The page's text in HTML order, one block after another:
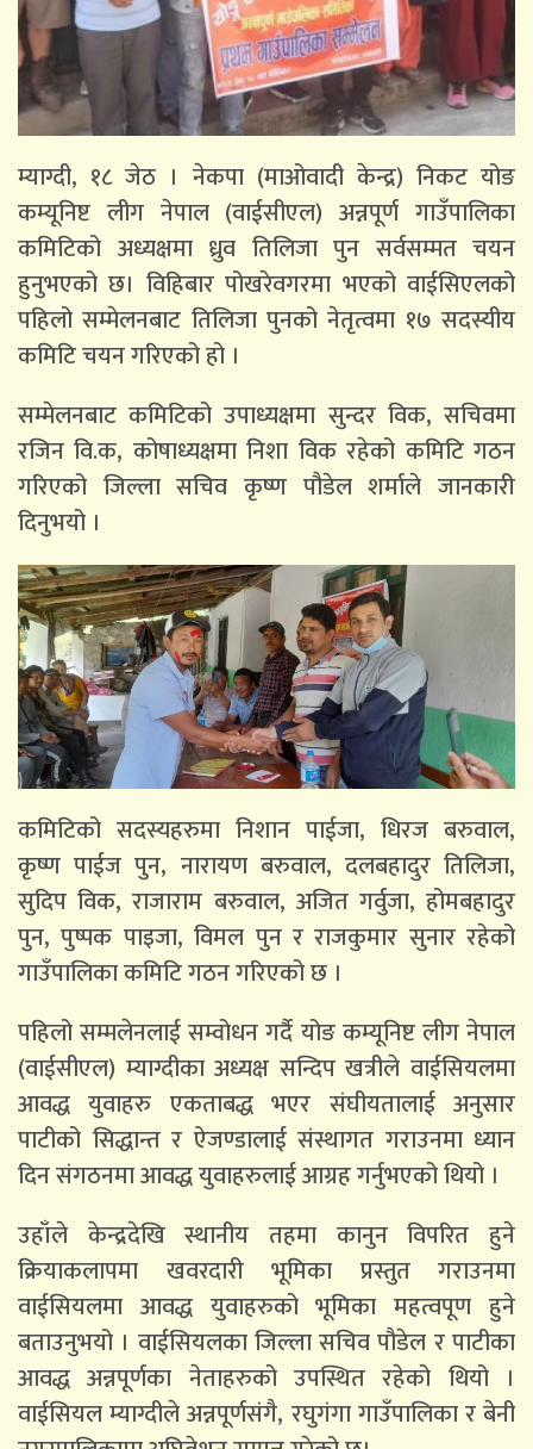
म्याग्दी, १८ जेठ । नेकपा (माओवादी केन्द्र) निकट योङ
कम्यूनिष्ट लीग नेपाल (वाईसीएल) अन्नपूर्ण गाउँपालिका
कमिटिको अध्यक्षमा ध्रुव तिलिजा पुन सर्वसम्मत चयन
हुनुभएको छ। विहिबार पोखरेवगरमा भएको वाईसिएलको
पहिलो सम्मेलनबाट तिलिजा पुनको नेतृत्वमा १७ सदस्यीय
कमिटि चयन गरिएको हो ।
सम्मेलनबाट कमिटिको उपाध्यक्षमा सुन्दर विक, सचिवमा
रजिन वि.क, कोषाध्यक्षमा निशा विक रहेको कमिटि गठन
गरिएको जिल्ला सचिव कृष्ण पौडेल शर्माले जानकारी
दिनुभयो ।
कमिटिको सदस्यहरुमा निशान पाईजा, धिरज बरुवाल,
कृष्ण पाईज पुन, नारायण बरुवाल, दलबहादुर तिलिजा,
सुदिप विक, राजाराम बरुवाल, अजित गर्वुजा, होमबहादुर
पुन, पुष्पक पाइजा, विमल पुन र राजकुमार सुनार रहेको
गाउँपालिका कमिटि गठन गरिएको छ ।
पहिलो सम्मलेनलाई सम्वोधन गर्दै योङ कम्यूनिष्ट लीग नेपाल
(वाईसीएल) म्याग्दीका अध्यक्ष सन्दिप खत्रीले वाईसियलमा
आवद्ध युवाहरु एकताबद्ध भएर संघीयतालाई अनुसार
पाटीको सिद्धान्त र ऐजण्डालाई संस्थागत गराउनमा ध्यान
दिन संगठनमा आवद्ध युवाहरुलाई आग्रह गर्नुभएको थियो ।
उहाँले केन्द्रदेखि स्थानीय तहमा कानुन विपरित हुने
क्रियाकलापमा खवरदारी भूमिका प्रस्तुत गराउनमा
वाईसियलमा आवद्ध युवाहरुको भूमिका महत्वपूण हुने
बताउनुभयो । वाईसियलका जिल्ला सचिव पौडेल र पाटीका
आवद्ध अन्नपूर्णका नेताहरुको उपस्थित रहेको थियो ।
वाईसियल म्याग्दीले अन्नपूर्णसंगै, रघुगंगा गाउँपालिका र बेनी